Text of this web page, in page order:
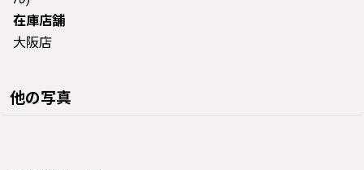
在庫店舗
大阪店
他の写真